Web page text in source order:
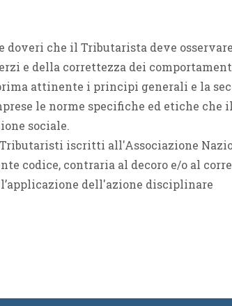
doveri che il Tributarista deve
e della correttezza dei
attinente i principi generali e la
le norme specifiche ed etiche
sociale.
iscritti all'Associazione
codice, contraria al decoro e/o al
dell'azione disciplinare